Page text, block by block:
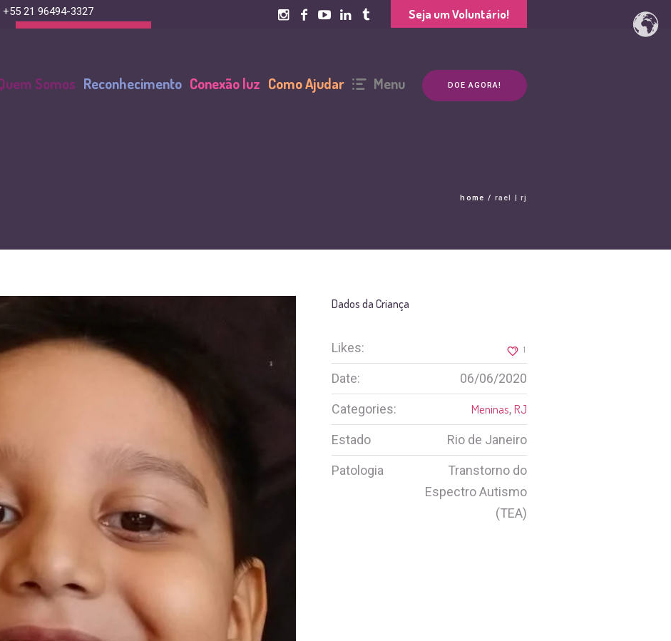
Seja um Voluntário!
+55 21 96494-3327
DOE AGORA!
Somos Reconhecimento Conexão luz Como Ajudar Menu
home / rael | rj
Dados da Criança
Likes: 1
Date: 06/06/2020
Categories: Meninas,RJ
Estado Rio de Janeiro
Patologia
Transtorno do
Espectro Autismo
(TEA)